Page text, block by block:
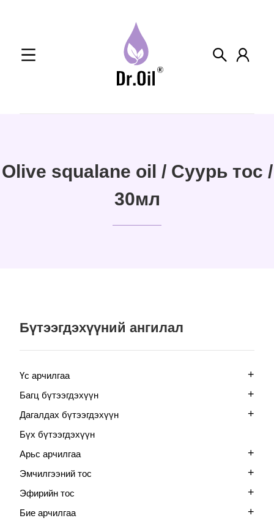
Olive squalane oil / Суурь тос /
30мл
Бүтээгдэхүүний ангилал
Үс арчилгаа +
Багц бүтээгдэхүүн +
Дагалдах бүтээгдэхүүн +
Бүх бүтээгдэхүүн
Арьс арчилгаа
+
Эмчилгээний тос +
Эфирийн тос +
Бие арчилгаа +